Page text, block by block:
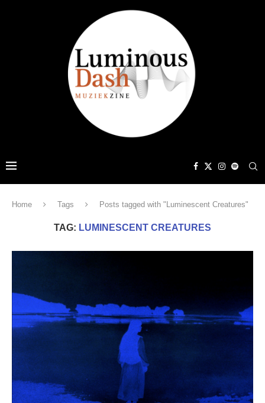
Home Tags Posts tagged with "Luminescent Creatures"
TAG: LUMINESCENT CREATURES